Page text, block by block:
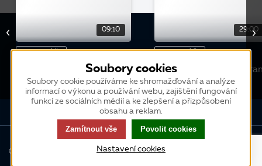
09:10
K2 e-shop - Jak prodávat
sadu zboží
29:00
Modul Věrnostní
nejen pro K2 e-shop
© 2013-2026 K2 atmitec s.r.o., všechna práva vyhrazena
Soubory cookies
Soubory cookie používáme ke shromažďování a analýze
informací o výkonu a používání webu, zajištění fungování
funkcí ze sociálních médií a ke zlepšení a přizpůsobení
obsahu a reklam.
Zamítnout vše Povolit cookies
Nastavení cookies